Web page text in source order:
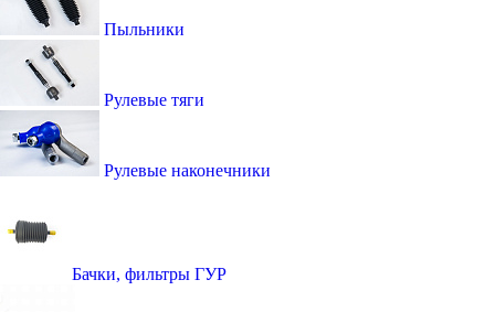
Пыльники
Рулевые тяги
Рулевые наконечники
Бачки, фильтры ГУР